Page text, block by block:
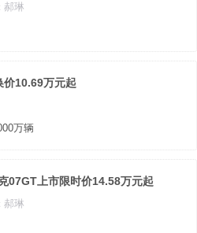
郝琳
价10.69万元起
万辆
07GT上市限时价14.58万元起
郝琳